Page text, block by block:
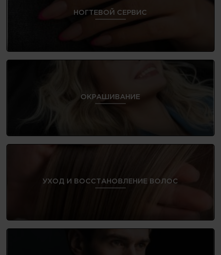
НОГТЕВОЙ СЕРВИС
ОКРАШИВАНИЕ
УХОД И ВОССТАНОВЛЕНИЕ ВОЛОС